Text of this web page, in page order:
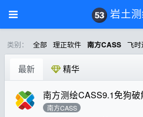
岩土
类别： 全部 理正软件 南方CASS 飞时
最新 精华
南方测绘CASS9.1免狗
南方CASS